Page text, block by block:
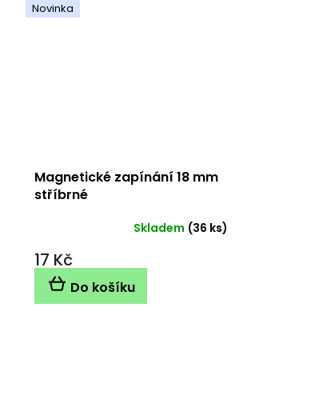
Novinka
Magnetické zapínání 18 mm
stříbrné
Skladem (36 ks)
17 Kč
Do košíku